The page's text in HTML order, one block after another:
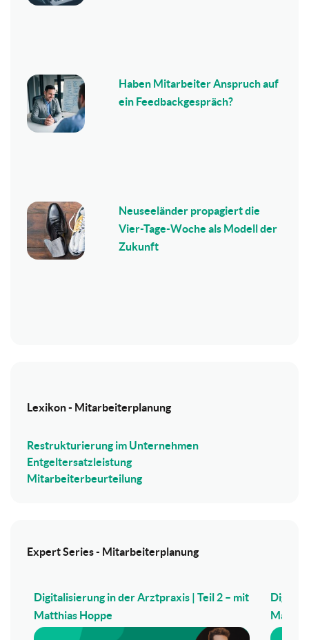
Haben Mitarbeiter Anspruch auf
ein Feedbackgespräch?
Neuseeländer propagiert die
Vier-Tage-Woche als Modell der
Zukunft
Lexikon - Mitarbeiterplanung
Restrukturierung im Unternehmen
Entgeltersatzleistung
Mitarbeiterbeurteilung
Expert Series - Mitarbeiterplanung
Digitalisierung in der Arztpraxis | Teil 2 – mit
Matthias Hoppe